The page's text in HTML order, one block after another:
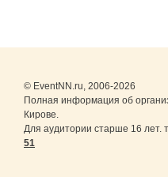
© EventNN.ru, 2006-2026
Полная информация об
Кирове.
Для аудитории старше 16 лет.
51